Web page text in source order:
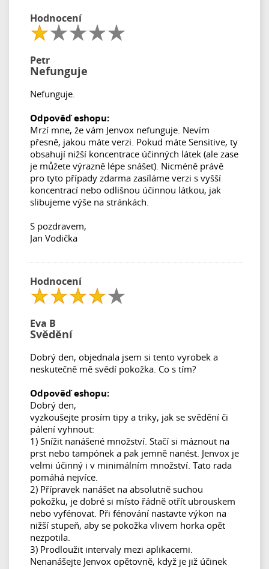
Hodnocení
Petr
Nefunguje
Nefunguje.
Odpověď eshopu:
Mrzí mne, že vám Jenvox nefunguje. Nevím
přesně, jakou máte verzi. Pokud máte Sensitive, ty
obsahují nižší koncentrace účinných látek (ale zase
je můžete výrazně lépe snášet). Nicméně právě
pro tyto případy zdarma zasíláme verzi s vyšší
koncentrací nebo odlišnou účinnou látkou, jak
slibujeme výše na stránkách.
S pozdravem,
Jan Vodička
Hodnocení
Eva B
Svědění
Dobrý den, objednala jsem si tento vyrobek a
neskutečně mě svědí pokožka. Co s tím?
Odpověď eshopu:
Dobrý den,
vyzkoušejte prosím tipy a triky, jak se svědění či
pálení vyhnout:
1) Snížit nanášené množství. Stačí si máznout na
prst nebo tampónek a pak jemně nanést. Jenvox je
velmi účinný i v minimálním množství. Tato rada
pomáhá nejvíce.
2) Přípravek nanášet na absolutně suchou
pokožku, je dobré si místo řádně otřít ubrouskem
nebo vyfénovat. Při fénování nastavte výkon na
nižší stupeň, aby se pokožka vlivem horka opět
nezpotila.
3) Prodloužit intervaly mezi aplikacemi.
Nenanášejte Jenvox opětovně, když je již účinek